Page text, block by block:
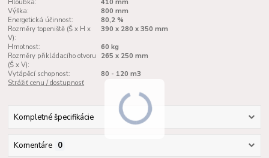
Hloubka:
410 mm
Výška:
800 mm
Energetická účinnost:
80,2 %
Rozměry topeniště (Š x H x
V):
390 x 280 x 350 mm
Hmotnost:
60 kg
Rozměry přikládacího otvoru
(Š x V):
265 x 250 mm
Vytápěcí schopnost:
80 - 120 m3
Strážiť cenu / dostupnosť
Kompletné špecifikácie
Komentáre 0